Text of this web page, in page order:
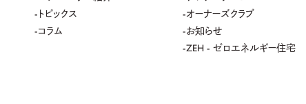
トピックス
コラム
オーナーズクラブ
お知らせ
ZEH - ゼロエネルギー住宅